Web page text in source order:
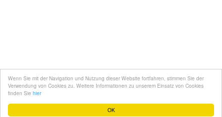
OK
Wenn Sie mit der Navigation und Nutzung dieser Website fortfahren, stimmen Sie der
Verwendung von Cookies zu. Weitere Informationen zu unserem Einsatz von Cookies
finden Sie hier
Topfgucker werden
Über uns
Datenschutz